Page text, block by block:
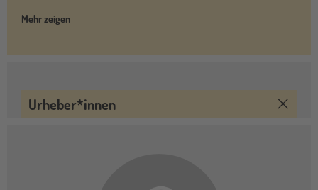
Mehr zeigen
Urheber*innen